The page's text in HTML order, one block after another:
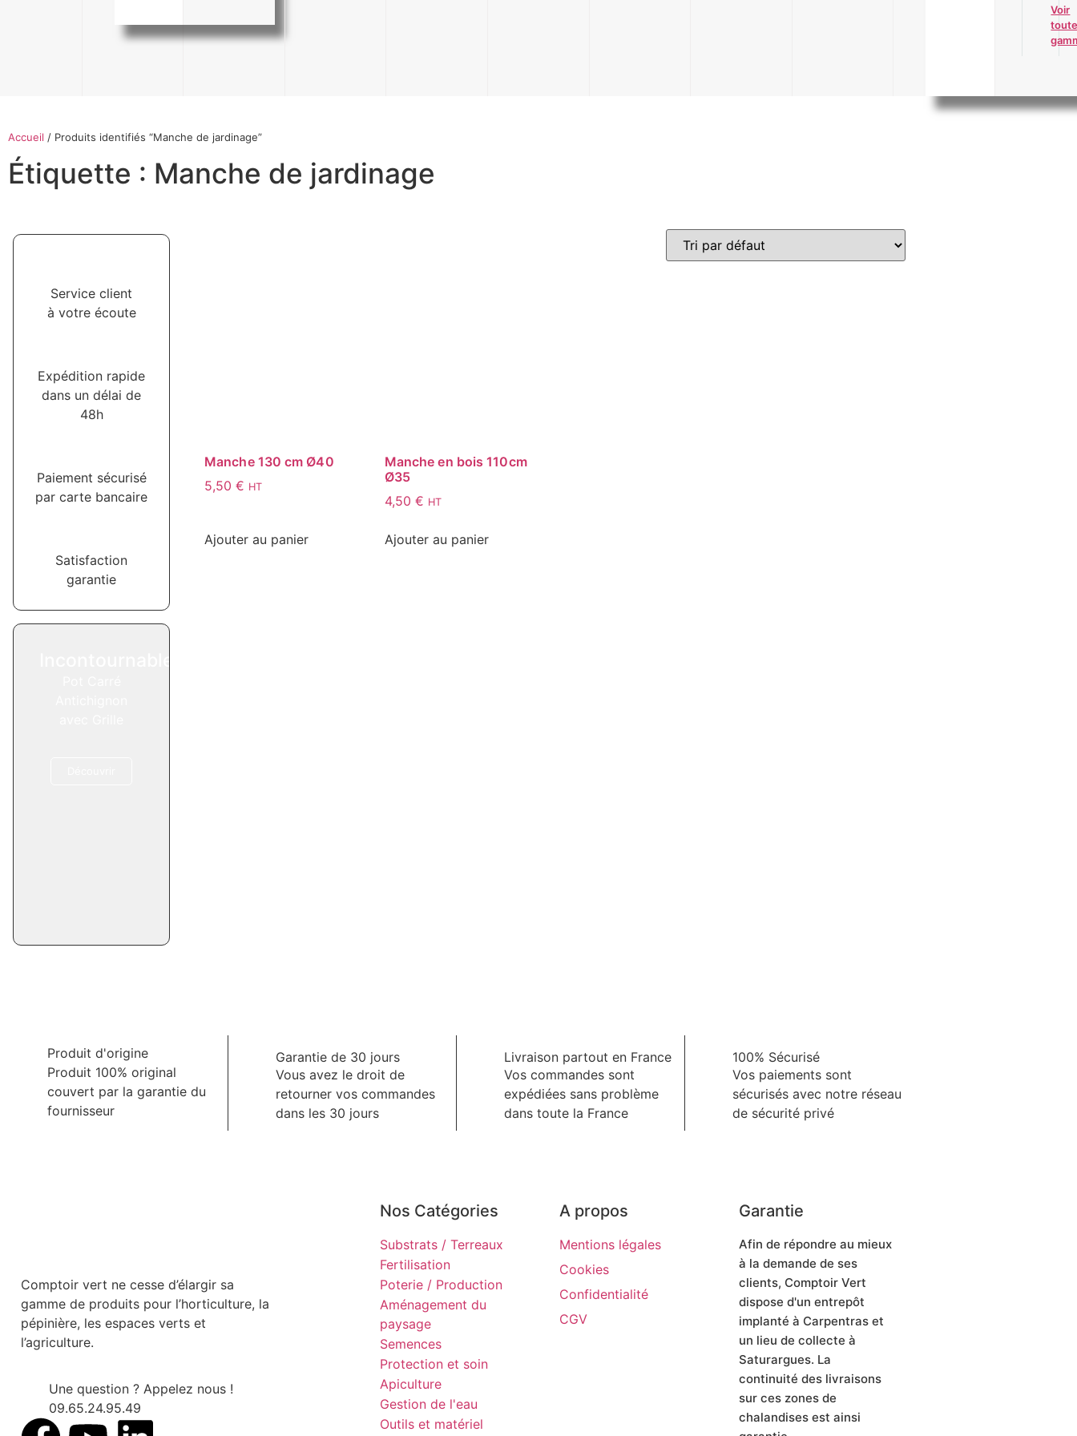
Voir
Accueil / Produits identifiés “Manche de jardinage”
Étiquette : Manche de jardinage
Service client
à votre écoute
Expédition rapide
dans un délai de
48h
Paiement sécurisé
par carte bancaire
Satisfaction
garantie
Manche 130 cm Ø40
5,50 € HT
Ajouter au panier
Manche en bois 110cm
Ø35
4,50 € HT
Ajouter au panier
Produit d'origine
Produit 100% original
couvert par la garantie du
fournisseur
Garantie de 30 jours
Vous avez le droit de
retourner vos commandes
dans les 30 jours
Livraison partout en France
Vos commandes sont
expédiées sans problème
dans toute la France
100% Sécurisé
Vos paiements sont
sécurisés avec notre réseau
de sécurité privé
Comptoir vert ne cesse d’élargir sa
gamme de produits pour l’horticulture, la
pépinière, les espaces verts et
l’agriculture.
Une question ? Appelez nous !
09.65.24.95.49
Nos Catégories
Substrats / Terreaux
Fertilisation
Poterie / Production
Aménagement du
paysage
Semences
Protection et soin
Apiculture
Gestion de l'eau
Outils et matériel
A propos
Mentions légales
Cookies
Confidentialité
CGV
Garantie
Afin de répondre au mieux
à la demande de ses
clients, Comptoir Vert
dispose d'un entrepôt
implanté à Carpentras et
un lieu de collecte à
Saturargues. La
continuité des livraisons
sur ces zones de
chalandises est ainsi